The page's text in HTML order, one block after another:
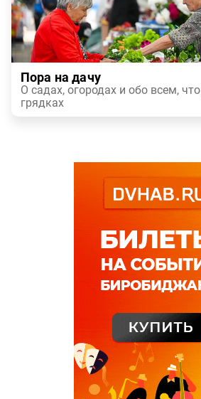
Пора на дачу
О садах, огородах и обо всем,
грядках